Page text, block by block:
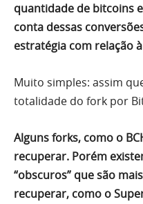
quantidade de bitcoins
conta dessas
estratégia com relação
Muito simples: assim
totalidade do fork por
Alguns forks, como o
recuperar. Porém
“obscuros” que são
recuperar, como o